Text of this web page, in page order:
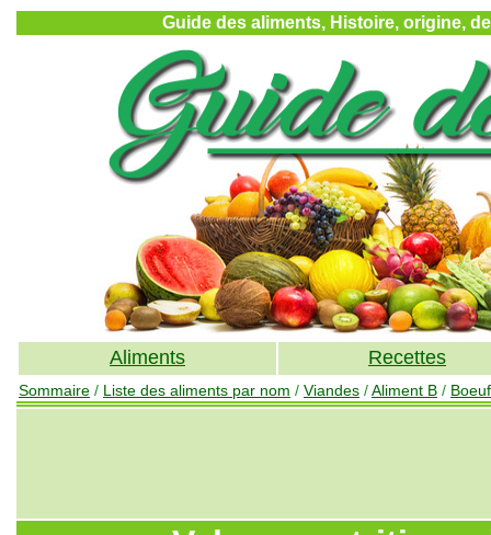
Guide des aliments, Histoire, origine,
Aliments Recettes
Sommaire / Liste des aliments par nom / Viandes /Aliment B / Boeuf